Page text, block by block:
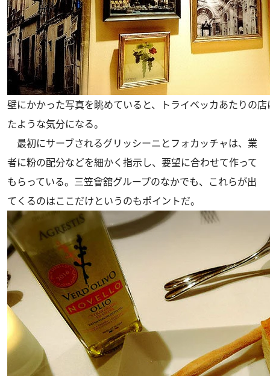
壁にかかった写真を眺めていると、トライベッカあたりの
たような気分になる。
最初にサーブされるグリッシーニとフォカッチャは、業
者に粉の配分などを細かく指示し、要望に合わせて作って
もらっている。三笠會舘グループのなかでも、これらが出
てくるのはここだけというのもポイントだ。